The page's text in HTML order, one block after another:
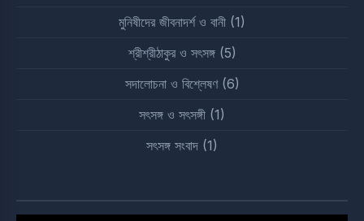
মুনিষীদের জীবনাদর্শ ও বানী (1)
শ্রীশ্রীঠাকুর ও সৎসঙ্গ(5)
সদালোচনা ও বিশ্লেষণ(6)
সৎসঙ্গ ও সৎসঙ্গী (1)
সৎসঙ্গ সংবাদ (1)